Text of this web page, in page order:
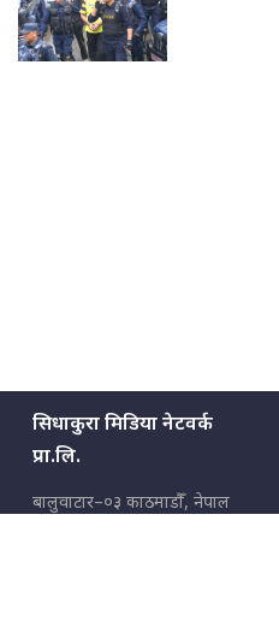
सिधाकुरा मिडिया नेटवर्क
प्रा.लि.
बालुवाटार–०३ काठमाडौँ, नेपाल